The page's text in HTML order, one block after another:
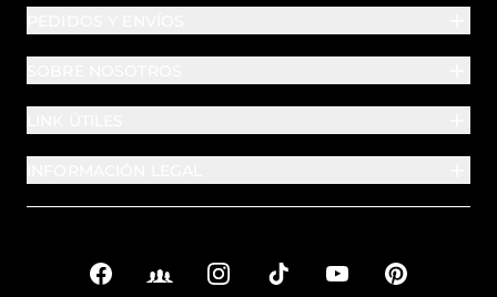
Enlaces sociales
FacebookFacebook Groups
InstagramTikTok YouTubePinterest